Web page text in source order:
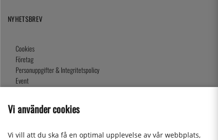
NYHETSBREV
Cookies
Företag
Personuppgifter & Integritetspolicy
Event
Om oss
Presentkort
Vi använder cookies
Vi vill att du ska få en optimal upplevelse av vår webbplats,